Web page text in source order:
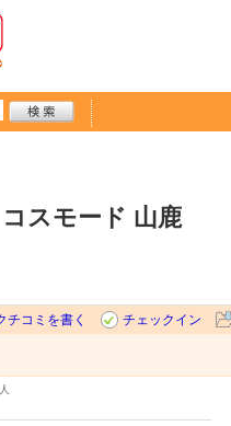
スモード 山鹿
チコミを書く
チェックイン